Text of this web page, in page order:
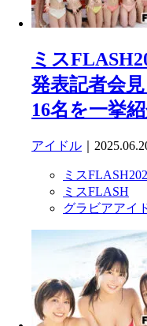
ミス
発表記者会
16名を一挙紹
アイドル ｜
ミス
ミスFLASH
グラビアアイ